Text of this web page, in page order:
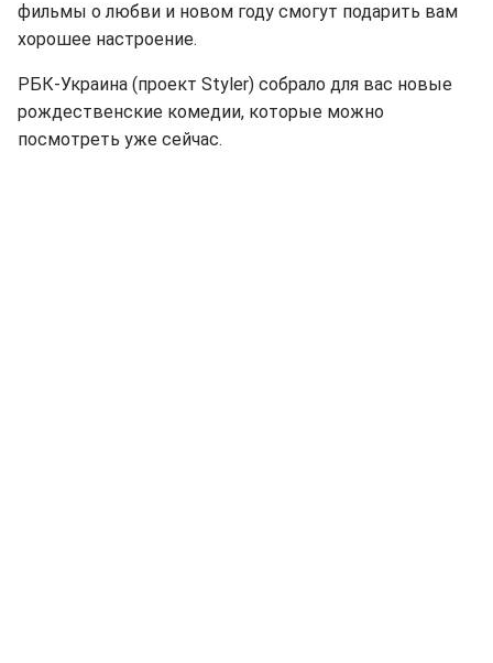
фильмы о любви и новом году смогут подарить вам
хорошее настроение.
РБК-Украина (проект Styler) собрало для вас новые
рождественские комедии, которые можно
посмотреть уже сейчас.